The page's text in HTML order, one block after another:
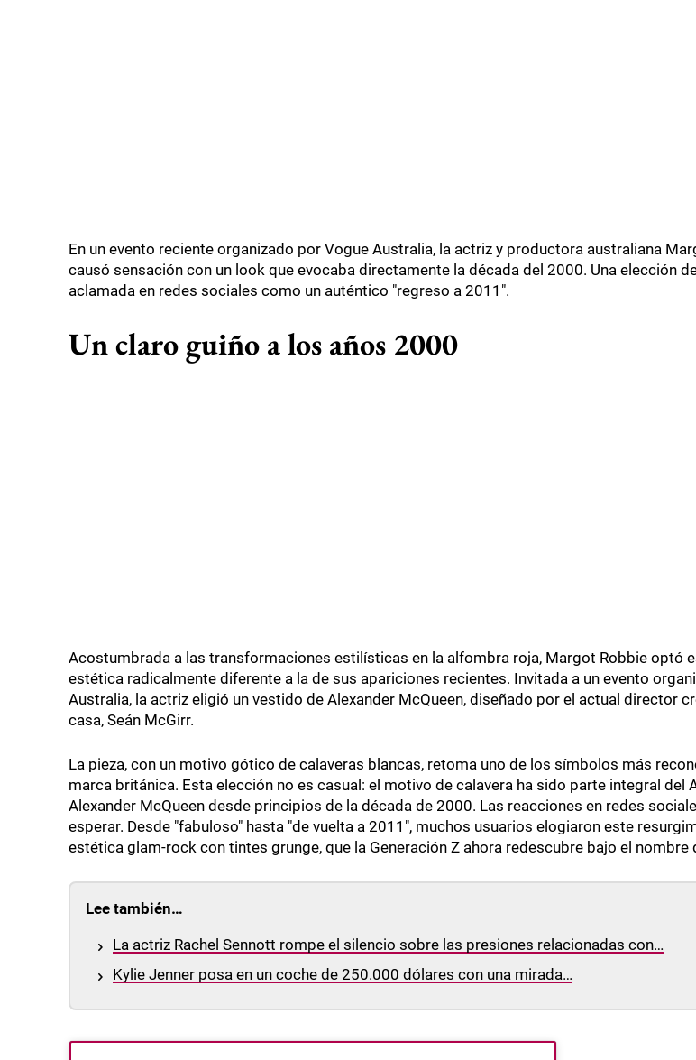
En un evento reciente organizado por Vogue Australia, la actriz y productora australiana
causó sensación con un look que evocaba directamente la década del 2000. Una elección
aclamada en redes sociales como un auténtico "regreso a 2011".
Un claro guiño a los años 2000
Acostumbrada a las transformaciones estilísticas en la alfombra roja, Margot Robbie optó
estética radicalmente diferente a la de sus apariciones recientes. Invitada a un evento
Australia, la actriz eligió un vestido de Alexander McQueen, diseñado por el actual director
casa, Seán McGirr.
La pieza, con un motivo gótico de calaveras blancas, retoma uno de los símbolos más
marca británica. Esta elección no es casual: el motivo de calavera ha sido parte integral del
Alexander McQueen desde principios de la década de 2000. Las reacciones en redes
esperar. Desde "fabuloso" hasta "de vuelta a 2011", muchos usuarios elogiaron este
estética glam-rock con tintes grunge, que la Generación Z ahora redescubre bajo el nombre
Lee también…
La actriz Rachel Sennott rompe el silencio sobre las presiones relacionadas con…
Kylie Jenner posa en un coche de 250.000 dólares con una mirada…